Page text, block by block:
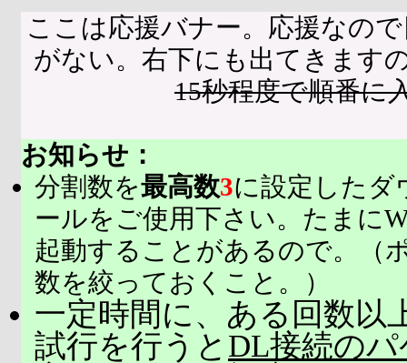
ここは応援バナー。応援なの
がない。右下にも出てきます
15秒程度で順番に
お知らせ：
分割数を最高数3に設定したダ
ールをご使用下さい。たまに
起動することがあるので。（
数を絞っておくこと。）
一定時間に、ある回数以
試行を行うと DL接続の